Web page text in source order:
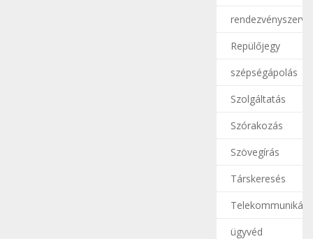
Repülőjegy
szépségápolás
Szolgáltatás
Szórakozás
Szövegírás
Társkeresés
ügyvéd